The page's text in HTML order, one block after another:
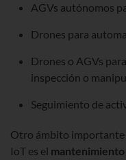
AGVs autónomos
Drones para
Drones o AGVs
inspección o
Seguimiento de
Otro ámbito importante
IoT es el